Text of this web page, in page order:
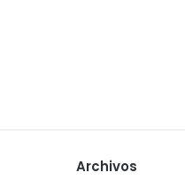
Archivos